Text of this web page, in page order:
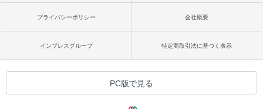
プライバシーポリシー 会社概要
インプレスグループ 特定商取引法に基づく表示
PC版で見る